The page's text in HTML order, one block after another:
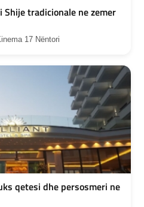
tradicionale ne zemer
17 Nëntori
qetesi dhe persosmeri ne